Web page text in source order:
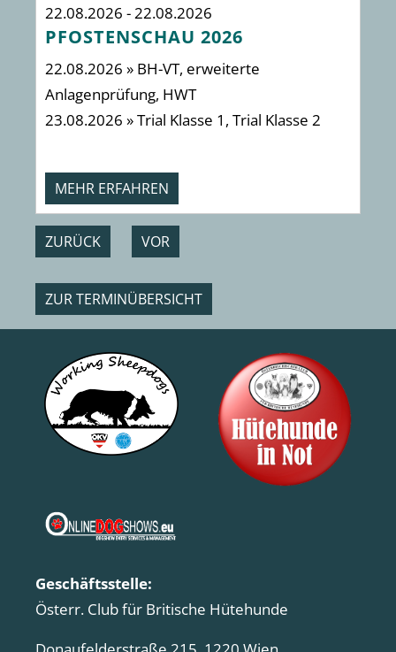
22.08.2026 - 22.08.2026
PFOSTENSCHAU 2026
22.08.2026 » BH-VT, erweiterte
Anlagenprüfung, HWT
23.08.2026 » Trial Klasse 1, Trial Klasse 2
MEHR ERFAHREN
ZURÜCK VOR
ZUR TERMINÜBERSICHT
Geschäftsstelle:
Österr. Club für Britische Hütehunde